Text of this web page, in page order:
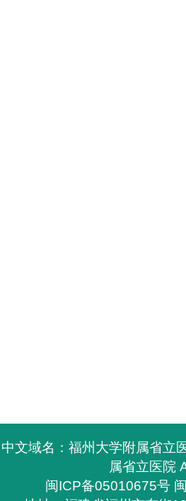
中文域名：福州大学附属省立
属省立医院
闽ICP备05010675号